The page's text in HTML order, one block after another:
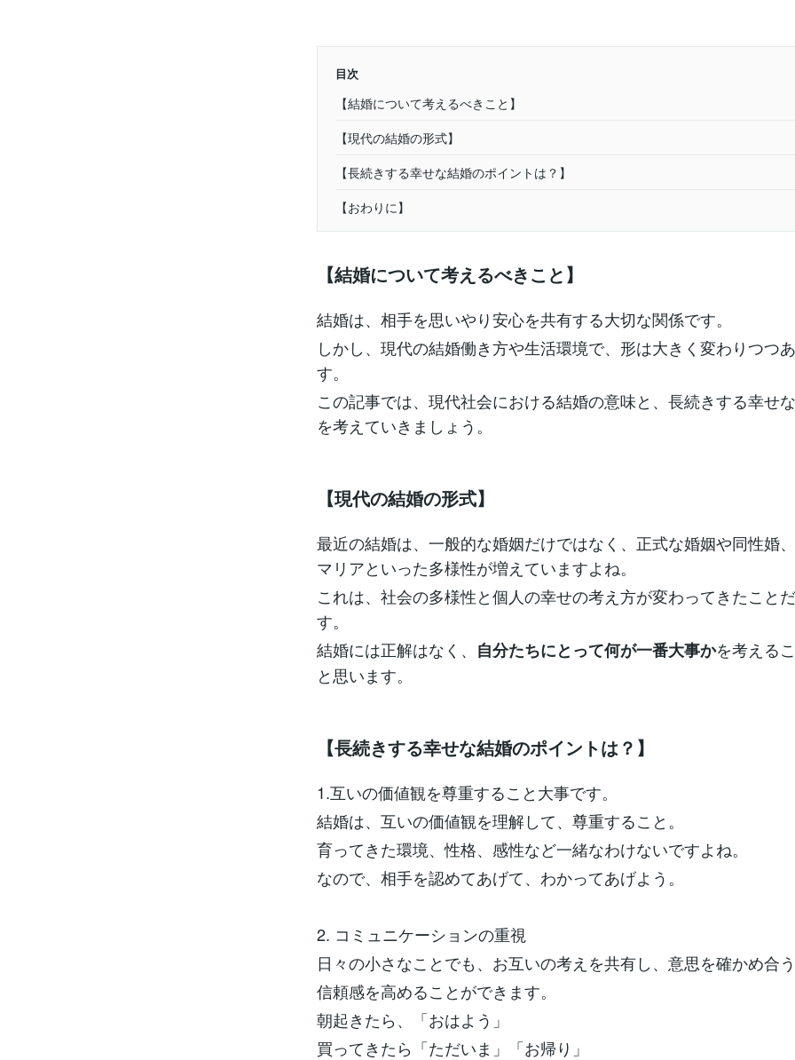
目次
【結婚について考えるべきこと】
【現代の結婚の形式】
【長続きする幸せな結婚のポイントは？】
【おわりに】
【結婚について考えるべきこと】
結婚は、相手を思いやり安心を共有する大切な関係です。
しかし、現代の結婚働き方や生活環境で、形は大きく変わりつつ
す。
この記事では、現代社会における結婚の意味と、長続きする幸せ
を考えていきましょう。
【現代の結婚の形式】
最近の結婚は、一般的な婚姻だけではなく、正式な婚姻や同性婚
マリアといった多様性が増えていますよね。
これは、社会の多様性と個人の幸せの考え方が変わってきたこと
す。
結婚には正解はなく、 自分たちにとって何が一番大事かを考える
と思います。
【長続きする幸せな結婚のポイントは？】
1.互いの価値観を尊重すること大事です。
結婚は、互いの価値観を理解して、尊重すること。
育ってきた環境、性格、感性など一緒なわけないですよね。
なので、相手を認めてあげて、わかってあげよう。
2. コミュニケーションの重視
日々の小さなことでも、お互いの考えを共有し、意思を確かめ合
信頼感を高めることができます。
朝起きたら、「おはよう」
買ってきたら「ただいま」「お帰り」